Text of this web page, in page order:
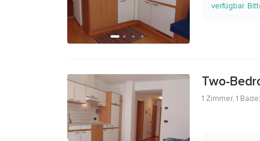
verfügbar.
Two-
1 Zimmer, 1